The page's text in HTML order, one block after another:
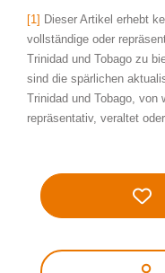
[1] Dieser Artikel erhebt
vollständige oder
Trinidad und Tobago zu
sind die spärlichen
Trinidad und Tobago,
repräsentativ, veraltet